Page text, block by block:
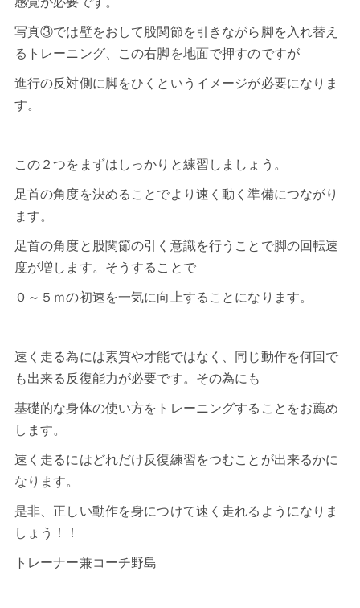
写真③では壁をおして股関節を引きながら脚を入れ替え
るトレーニング、この右脚を地面で押すのですが
進行の反対側に脚をひくというイメージが必要になりま
す。
この２つをまずはしっかりと練習しましょう。
足首の角度を決めることでより速く動く準備につながり
ます。
足首の角度と股関節の引く意識を行うことで脚の回転速
度が増します。そうすることで
０～５ｍの初速を一気に向上することになります。
速く走る為には素質や才能ではなく、同じ動作を何回で
も出来る反復能力が必要です。その為にも
基礎的な身体の使い方をトレーニングすることをお薦め
します。
速く走るにはどれだけ反復練習をつむことが出来るかに
なります。
是非、正しい動作を身につけて速く走れるようになりま
しょう！！
トレーナー兼コーチ野島